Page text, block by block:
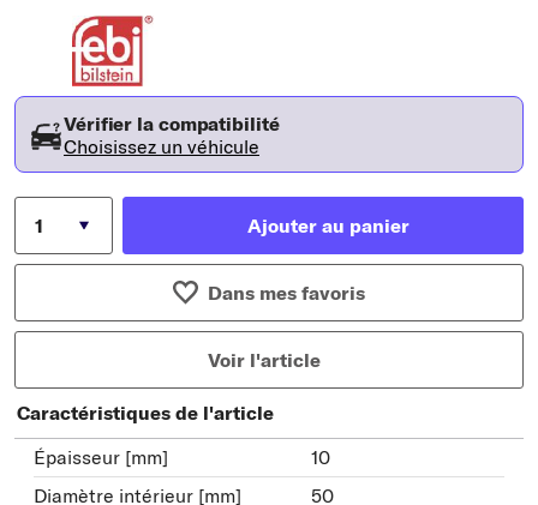
Vérifier la compatibilité
Choisissez un véhicule
Ajouter au panier
Dans mes favoris
Voir l'article
Caractéristiques de l'article
Épaisseur [mm]
10
Diamètre intérieur [mm]
50